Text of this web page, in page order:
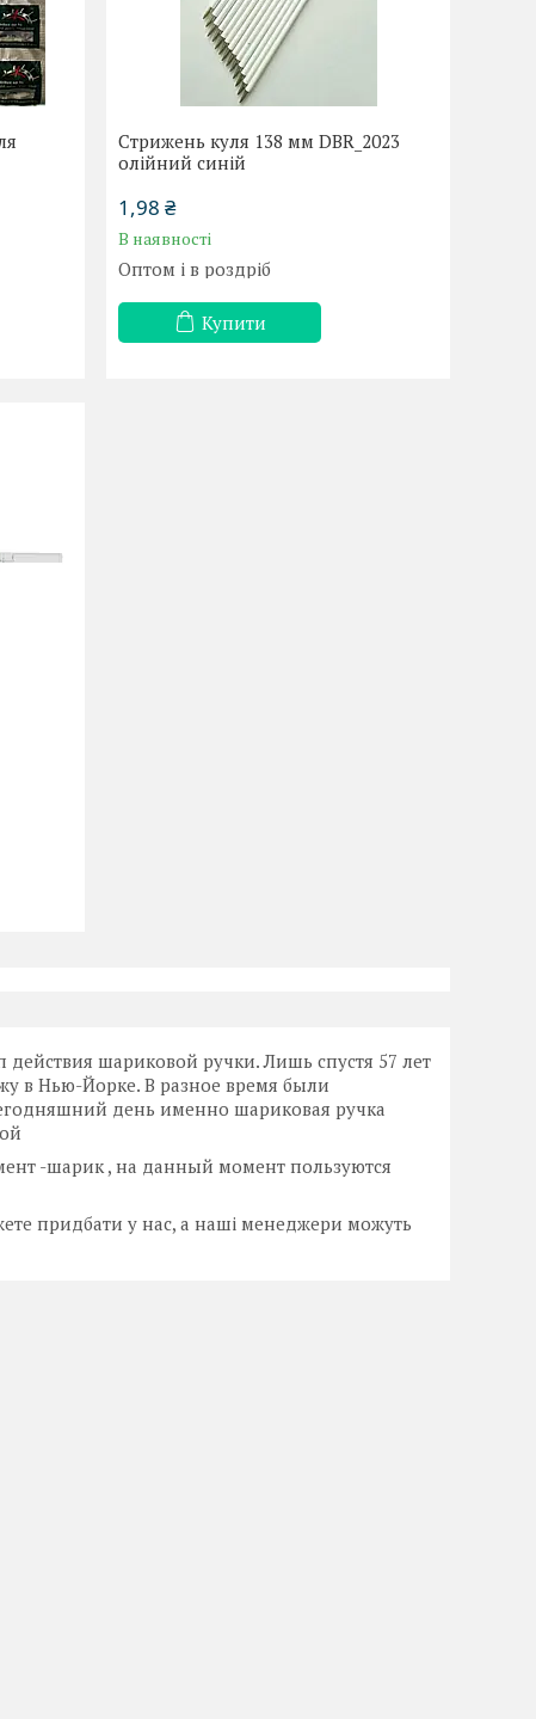
Стрижень куля 138 мм DBR_2023
олійний синій
1,98 ₴
В наявності
Оптом і в роздріб
Купити
действия шариковой ручки. Лишь спустя 57 лет
в Нью-Йорке. В разное время были
день именно шариковая ручка
-шарик , на данный момент пользуются
придбати у нас, а наші менеджери можуть